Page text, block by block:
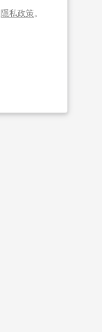
隱私政策。